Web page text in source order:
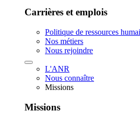
Carrières et emplois
Politique de ressources
Nos métiers
Nous rejoindre
L'ANR
Nous connaître
Missions
Missions